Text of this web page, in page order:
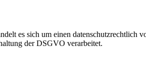
es sich um einen datenschutzrechtlich
der DSGVO verarbeitet.